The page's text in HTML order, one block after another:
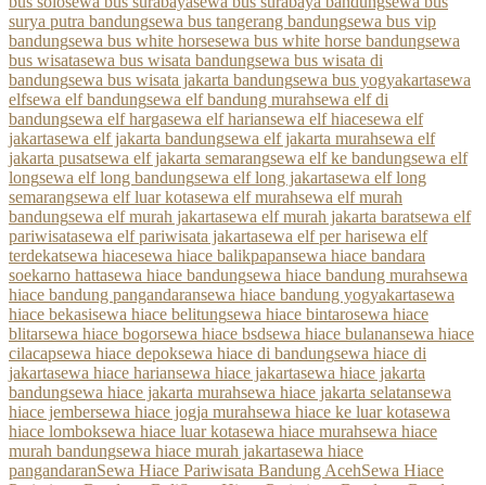
surya putra bandungsewa bus tangerang bandungsewa bus vip
bandungsewa bus white horsesewa bus white horse bandungsewa
bus wisatasewa bus wisata bandungsewa bus wisata di
bandungsewa bus wisata jakarta bandungsewa bus yogyakartasewa
elfsewa elf bandungsewa elf bandung murahsewa elf di
bandungsewa elf hargasewa elf hariansewa elf hiacesewa elf
jakartasewa elf jakarta bandungsewa elf jakarta murahsewa elf
jakarta pusatsewa elf jakarta semarangsewa elf ke bandungsewa elf
longsewa elf long bandungsewa elf long jakartasewa elf long
semarangsewa elf luar kotasewa elf murahsewa elf murah
bandungsewa elf murah jakartasewa elf murah jakarta baratsewa elf
pariwisatasewa elf pariwisata jakartasewa elf per harisewa elf
terdekatsewa hiacesewa hiace balikpapansewa hiace bandara
soekarno hattasewa hiace bandungsewa hiace bandung murahsewa
hiace bandung pangandaransewa hiace bandung yogyakartasewa
hiace bekasisewa hiace belitungsewa hiace bintarosewa hiace
blitarsewa hiace bogorsewa hiace bsdsewa hiace bulanansewa hiace
cilacapsewa hiace depoksewa hiace di bandungsewa hiace di
jakartasewa hiace hariansewa hiace jakartasewa hiace jakarta
bandungsewa hiace jakarta murahsewa hiace jakarta selatansewa
hiace jembersewa hiace jogja murahsewa hiace ke luar kotasewa
hiace lomboksewa hiace luar kotasewa hiace murahsewa hiace
murah bandungsewa hiace murah jakartasewa hiace
pangandaranSewa Hiace Pariwisata Bandung AcehSewa Hiace